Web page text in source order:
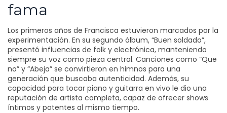
fama
Los primeros años de Francisca estuvieron marcados por la
experimentación. En su segundo álbum, “Buen soldado”,
presentó influencias de folk y electrónica, manteniendo
siempre su voz como pieza central. Canciones como “Que
no” y “Abeja” se convirtieron en himnos para una
generación que buscaba autenticidad. Además, su
capacidad para tocar piano y guitarra en vivo le dio una
reputación de artista completa, capaz de ofrecer shows
íntimos y potentes al mismo tiempo.